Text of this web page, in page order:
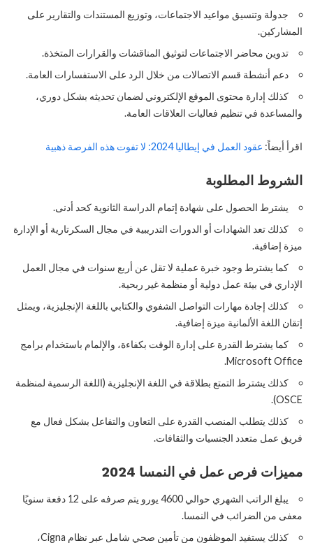
جدولة وتنسيق مواعيد الاجتماعات، وتوزيع المستندات والتقارير على
المشاركين.
تدوين محاضر الاجتماعات لتوثيق المناقشات والقرارات المتخذة.
دعم أنشطة قسم الاتصالات من خلال الرد على الاستفسارات العامة.
كذلك إدارة محتوى الموقع الإلكتروني لضمان تحديثه بشكل دوري،
والمساعدة في تنظيم فعاليات العلاقات العامة.
اقرأ أيضاً: عقود العمل في إيطاليا 2024: لا تفوت هذه الفرصة ذهبية
الشروط المطلوبة
يشترط الحصول على شهادة إتمام الدراسة الثانوية كحد أدنى.
كذلك تعد الشهادات أو الدورات التدريبية في مجال السكرتارية أو الإدارة
ميزة إضافية.
كما يشترط وجود خبرة عملية لا تقل عن أربع سنوات في مجال العمل
الإداري في بيئة عمل دولية أو منظمة غير ربحية.
كذلك إجادة مهارات التواصل الشفوي والكتابي باللغة الإنجليزية، ويمثل
إتقان اللغة الألمانية ميزة إضافية.
كما يشترط القدرة على إدارة الوقت بكفاءة، والإلمام باستخدام برامج
Microsoft Office.
كذلك يشترط التمتع بطلاقة في اللغة الإنجليزية (اللغة الرسمية لمنظمة
OSCE).
كذلك يتطلب المنصب القدرة على التعاون والتفاعل بشكل فعال مع
فريق عمل متعدد الجنسيات والثقافات.
مميزات فرص عمل في النمسا 2024
يبلغ الراتب الشهري حوالي 4600 يورو يتم صرفه على 12 دفعة سنويًا
معفى من الضرائب في النمسا.
كذلك يستفيد الموظفون من تأمين صحي شامل عبر نظام Cigna،